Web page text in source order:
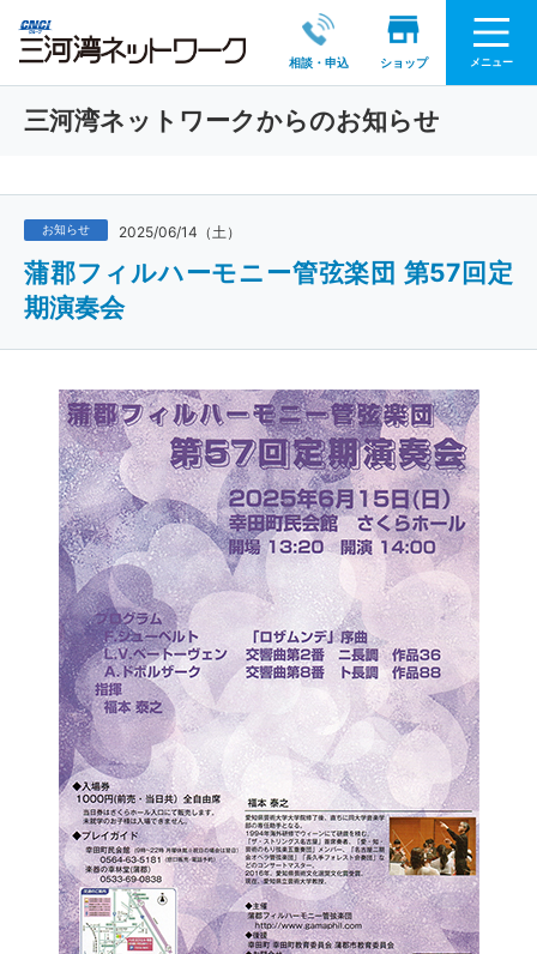
相談・申込 ショップ メニュー
三河湾ネットワークからのお知らせ
お知らせ 2025/06/14（土）
蒲郡フィルハーモニー管弦楽団 第57回定
期演奏会